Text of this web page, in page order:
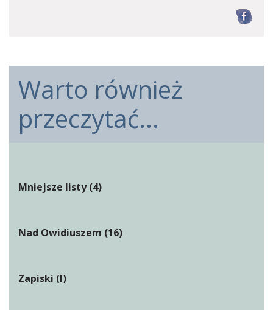
Warto również
przeczytać...
Mniejsze listy (4)
Nad Owidiuszem (16)
Zapiski (I)